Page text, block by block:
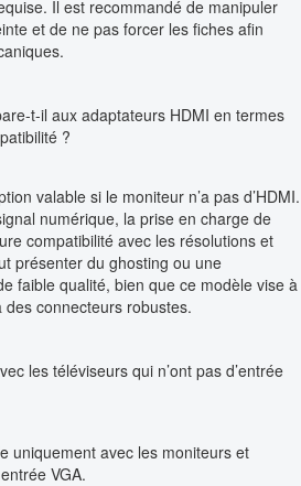
Il est recommandé de manipuler
et de ne pas forcer les fiches afin
t-il aux adaptateurs HDMI en termes
?
valable si le moniteur n’a pas d’HDMI.
numérique, la prise en charge de
compatibilité avec les résolutions et
présenter du ghosting ou une
faible qualité, bien que ce modèle vise à
connecteurs robustes.
les téléviseurs qui n’ont pas d’entrée
uniquement avec les moniteurs et
VGA.